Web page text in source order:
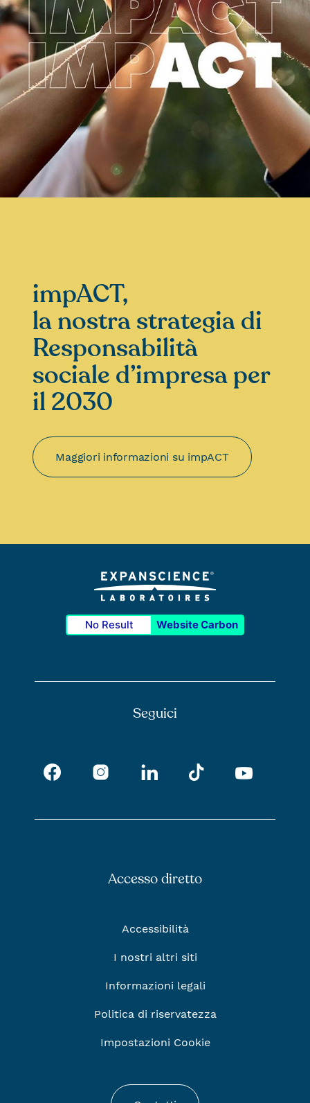
impACT,
la nostra strategia di
Responsabilità
sociale d’impresa per
il 2030
Maggiori informazioni su impACT
No Result Website Carbon
Seguici
Facebook Instagram LinkedIn Tik Tok
Accesso diretto
Accessibilità
I nostri altri siti
Informazioni legali
Politica di riservatezza
Impostazioni Cookie